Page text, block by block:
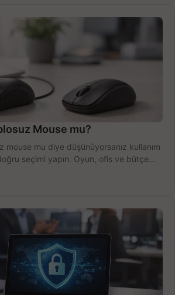
Mouse mu?
mouse mu diye düşünüyorsanız kullanım
seçimi yapın. Oyun, ofis ve bütçe